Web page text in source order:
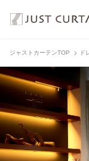
ジャストカーテンTOP ド